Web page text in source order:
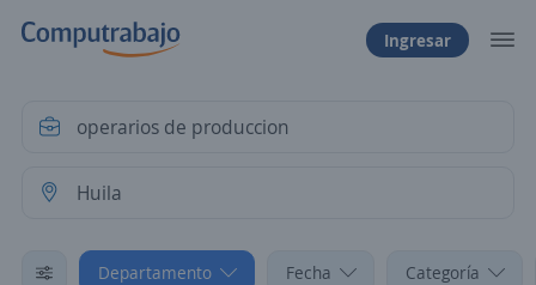
Ingresar
Departamento Fecha Categoría